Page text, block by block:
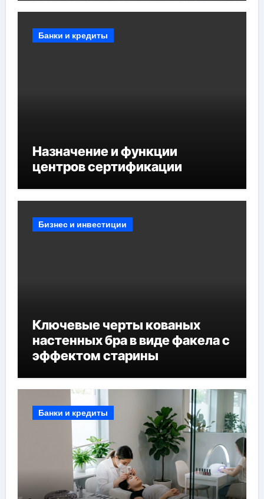
мероприятий и обустройства
Банки и кредиты
Назначение и функции
центров сертификации
Бизнес и инвестиции
Ключевые черты кованых
настенных бра в виде факела с
эффектом старины
Банки и кредиты